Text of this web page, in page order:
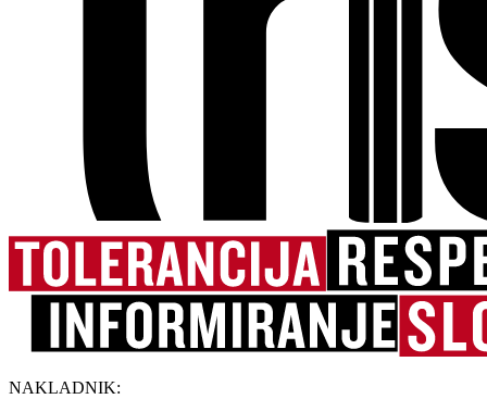
NAKLADNIK: